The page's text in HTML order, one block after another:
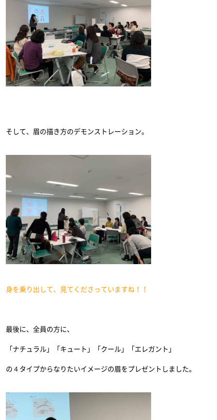
そして、眉の描き方のデモンストレーション。
身を乗り出して、見てくださっていますね！！
最後に、全員の方に、
「ナチュラル」「キュート」「クール」「エレガント」
の４タイプからなりたいイメージの眉をプレゼントしました。